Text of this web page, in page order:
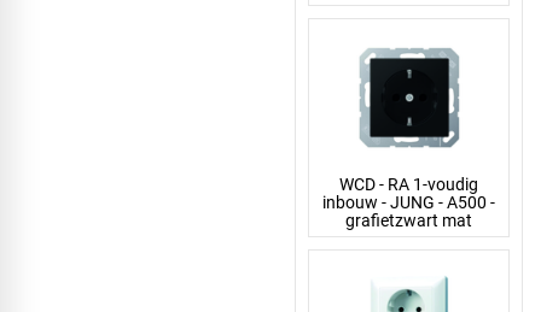
WCD - RA 1-voudig
inbouw - JUNG - A500 -
grafietzwart mat